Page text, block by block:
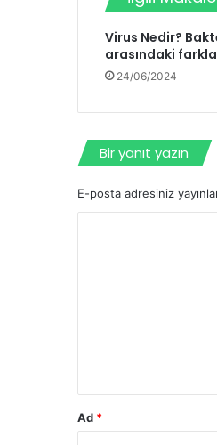
Virus Nedir?
arasındaki
24/06/2024
Bir yanıt yazın
E-posta adresiniz
Ad *